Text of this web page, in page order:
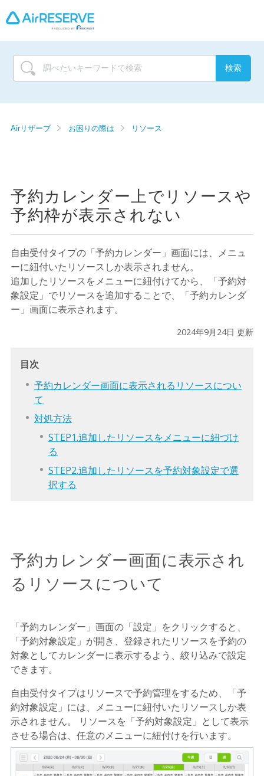
Airリザーブ お困りの際は リソース
予約カレンダー上でリソースや
予約枠が表示されない
自由受付タイプの「予約カレンダー」画面には、メニュ
ーに紐付いたリソースしか表示されません。
追加したリソースをメニューに紐付けてから、「予約対
象設定」でリソースを追加することで、「予約カレンダ
ー」画面に表示されます。
2024年9月24日 更新
目次
予約カレンダー画面に表示されるリソースについ
て
対処方法
STEP1.追加したリソースをメニューに紐づけ
る
STEP2.追加したリソースを予約対象設定で選
択する
予約カレンダー画面に表示され
るリソースについて
「予約カレンダー」画面の「設定」をクリックすると、
「予約対象設定」が開き、登録されたリソースを予約の
対象としてカレンダーに表示するよう、絞り込みで設定
できます。
自由受付タイプはリソースで予約管理をするため、「予
約対象設定」には、メニューに紐付いたリソースしか表
示されません。 リソースを「予約対象設定」として表示
させる場合は、任意のメニューに紐付けを行います。